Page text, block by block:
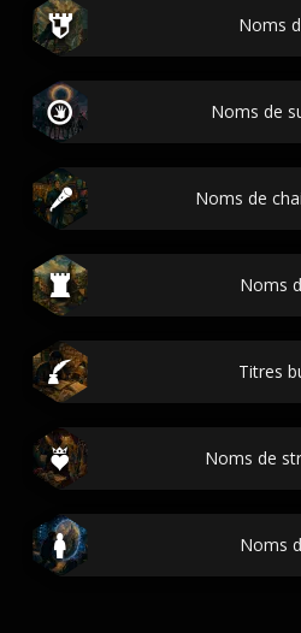
Noms
Noms de
Noms de
Noms
Titres
Noms de
Noms